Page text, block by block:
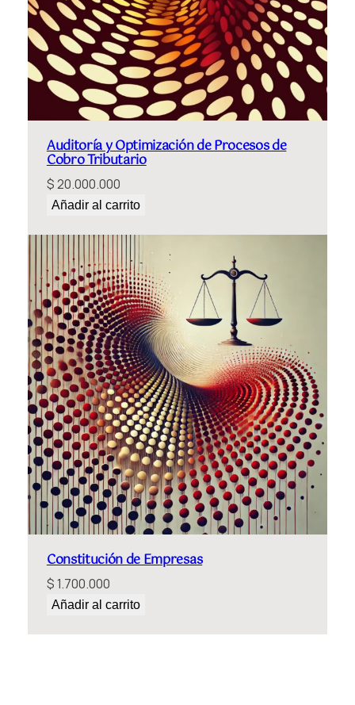
Auditoría y Optimización de Procesos de
Cobro Tributario
$20.000.000
Añadir al carrito
Constitución de Empresas
$1.700.000
Añadir al carrito